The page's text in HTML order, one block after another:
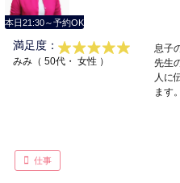
本日21:30～予約OK
満足度：
みみ（ 50代・ 女性 ）
息子
先生
人に
ます。
仕事